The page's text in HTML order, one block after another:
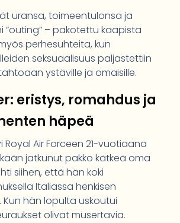
uransa, toimeentulonsa ja
”outing” – pakotettu kaapista
perhesuhteita, kun
seksuaalisuus paljastettiin
ystäville ja omaisille.
eristys, romahdus ja
häpeä
Royal Air Forceen 21-vuotiaana
jatkunut pakko kätkeä oma
siihen, että hän koki
Italiassa henkisen
Kun hän lopulta uskoutui
olivat musertavia.